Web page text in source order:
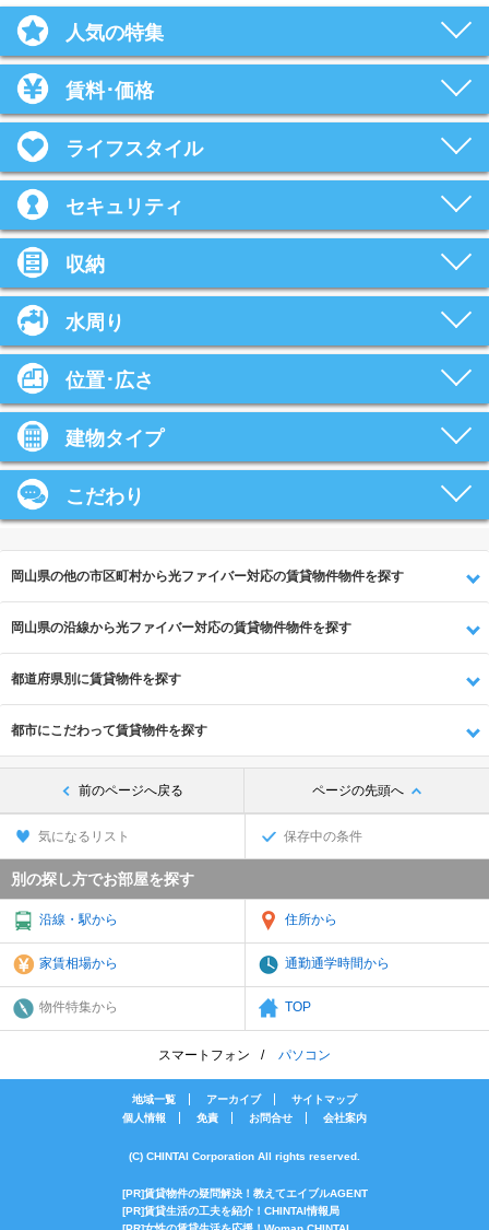
人気の特集
賃料･価格
ライフスタイル
セキュリティ
収納
水周り
位置･広さ
建物タイプ
こだわり
岡山県の他の市区町村から光ファイバー対応の賃貸物件物件を探す
岡山県の沿線から光ファイバー対応の賃貸物件物件を探す
都道府県別に賃貸物件を探す
都市にこだわって賃貸物件を探す
前のページへ戻る ページの先頭へ
気になるリスト 保存中の条件
別の探し方でお部屋を探す
沿線・駅から 住所から
家賃相場から 通勤通学時間から
物件特集から TOP
スマートフォン パソコン
地域一覧 アーカイブ
サイトマップ
個人情報
免責 お問合せ 会社案内
(C) CHINTAI Corporation All rights reserved.
[PR]賃貸物件の疑問解決！教えてエイブルAGENT
[PR]賃貸生活の工夫を紹介！CHINTAI情報局